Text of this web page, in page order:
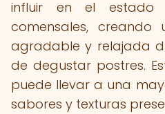
influir en el
comensales,
agradable y relajada
de degustar postres.
puede llevar a una
sabores y texturas